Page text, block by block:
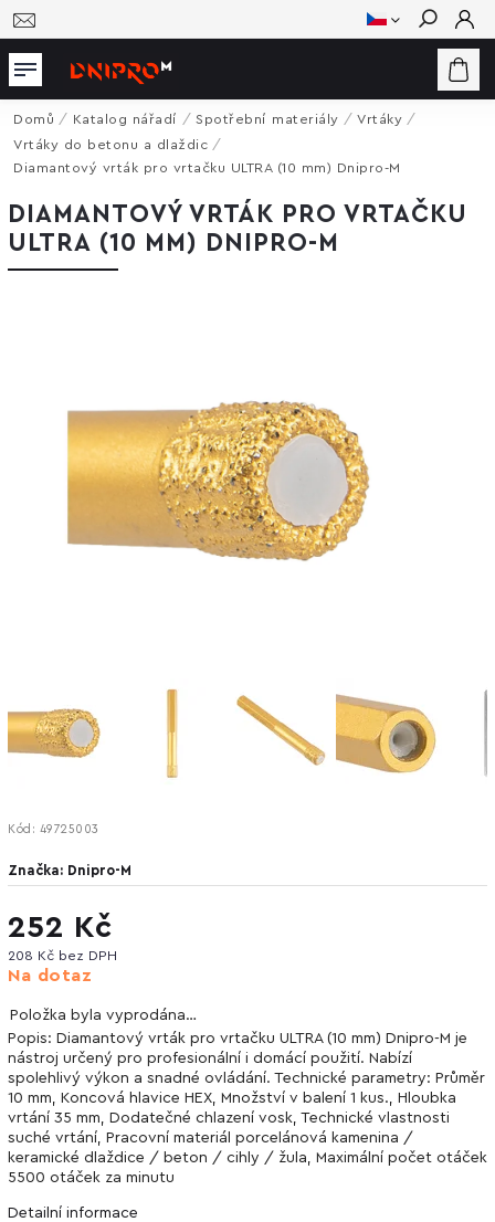
Hledat
Domů / Katalog nářadí / Spotřební materiály / Vrtáky /
Vrtáky do betonu a dlaždic /
Diamantový vrták pro vrtačku ULTRA (10 mm) Dnipro-M
DIAMANTOVÝ VRTÁK PRO VRTAČKU
ULTRA (10 MM) DNIPRO-M
Kód: 49725003
Značka: Dnipro-M
252 Kč
208 Kč bez DPH
Na dotaz
Položka byla vyprodána…
Popis: Diamantový vrták pro vrtačku ULTRA (10 mm) Dnipro-M je
nástroj určený pro profesionální i domácí použití. Nabízí
spolehlivý výkon a snadné ovládání. Technické parametry: Průměr
10 mm, Koncová hlavice HEX, Množství v balení 1 kus., Hloubka
vrtání 35 mm, Dodatečné chlazení vosk, Technické vlastnosti
suché vrtání, Pracovní materiál porcelánová kamenina /
keramické dlaždice / beton / cihly / žula, Maximální počet otáček
5500 otáček za minutu
Detailní informace